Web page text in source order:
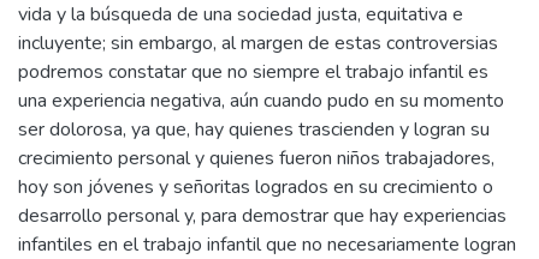
vida y la búsqueda de una sociedad justa, equitativa e
incluyente; sin embargo, al margen de estas controversias
podremos constatar que no siempre el trabajo infantil es
una experiencia negativa, aún cuando pudo en su momento
ser dolorosa, ya que, hay quienes trascienden y logran su
crecimiento personal y quienes fueron niños trabajadores,
hoy son jóvenes y señoritas logrados en su crecimiento o
desarrollo personal y, para demostrar que hay experiencias
infantiles en el trabajo infantil que no necesariamente logran